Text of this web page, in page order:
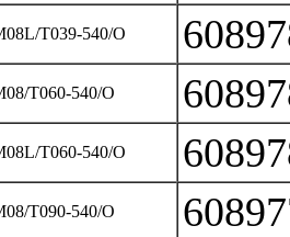
T039‐540/O
T060‐540/O
T060‐540/O
T090‐540/O